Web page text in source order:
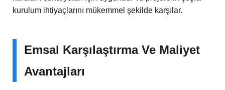
kurulum ihtiyaçlarını mükemmel şekilde karşılar.
Emsal Karşılaştırma Ve Maliyet
Avantajları